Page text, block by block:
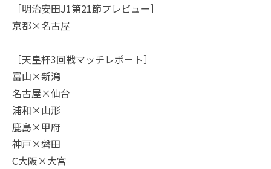
［明治安田J1第21節プレビュー］
京都×名古屋
［天皇杯3回戦マッチレポート］
富山×新潟
名古屋×仙台
浦和×山形
鹿島×甲府
神戸×磐田
C大阪×大宮